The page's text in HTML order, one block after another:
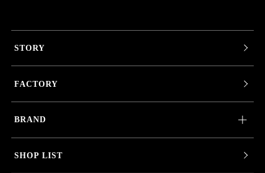
STORY
FACTORY
BRAND
SHOP LIST